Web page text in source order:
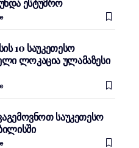
10 საუკეთესო
ლოკაცია ულამაზესი
საუკეთესო